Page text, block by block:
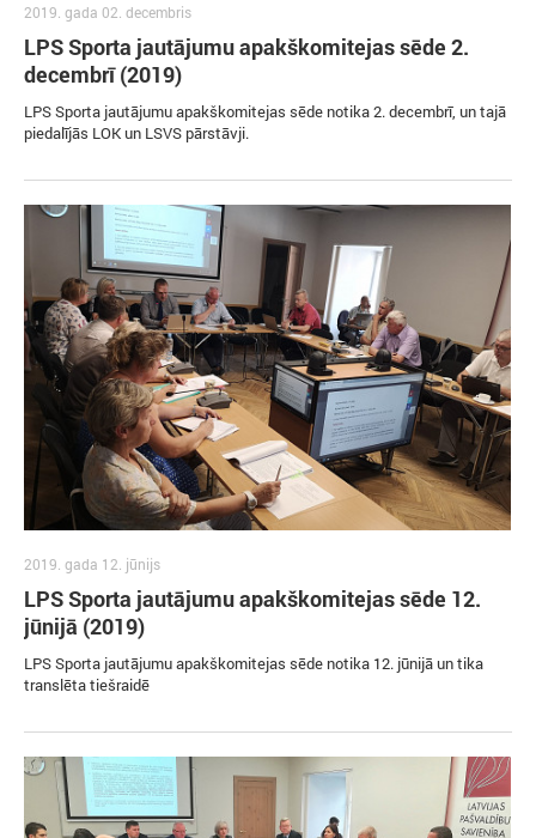
2019. gada 02. decembris
LPS Sporta jautājumu apakškomitejas sēde 2.
decembrī (2019)
LPS Sporta jautājumu apakškomitejas sēde notika 2. decembrī, un tajā
piedalījās LOK un LSVS pārstāvji.
2019. gada 12. jūnijs
LPS Sporta jautājumu apakškomitejas sēde 12.
jūnijā (2019)
LPS Sporta jautājumu apakškomitejas sēde notika 12. jūnijā un tika
translēta tiešraidē